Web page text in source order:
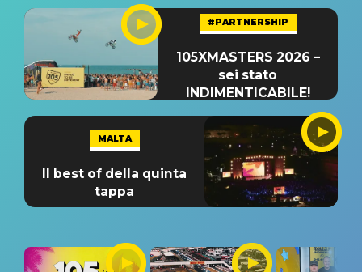
#PARTNERSHIP
105XMASTERS 2026 –
sei stato
INDIMENTICABILE!
MALTA
Il best of della quinta
tappa